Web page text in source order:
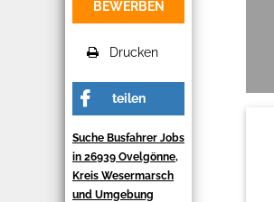
BEWERBEN
Drucken
teilen
Suche Busfahrer Jobs
in 26939 Ovelgönne,
Kreis Wesermarsch
und Umgebung